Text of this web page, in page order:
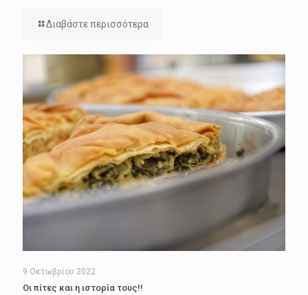
Διαβάστε περισσότερα
9 Οκτωβρίου 2022
Οι πίτες και η ιστορία τους!!